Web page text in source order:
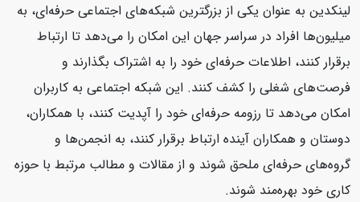
لینکدین به عنوان یکی از بزرگترین شبکه‌های اجتماعی حرفه‌ای، به
میلیون‌ها افراد در سراسر جهان این امکان را می‌دهد تا ارتباط
برقرار کنند، اطلاعات حرفه‌ای خود را به اشتراک بگذارند و
فرصت‌های شغلی را کشف کنند. این شبکه اجتماعی به کاربران
امکان می‌دهد تا رزومه حرفه‌ای خود را آپدیت کنند، با همکاران،
دوستان و همکاران آینده ارتباط برقرار کنند، به انجمن‌ها و
گروه‌های حرفه‌ای ملحق شوند و از مقالات و مطالب مرتبط با حوزه
کاری خود بهره‌مند شوند.